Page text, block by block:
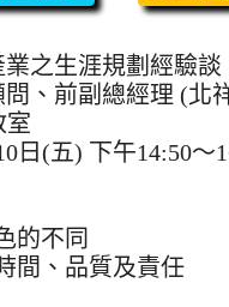
之生涯規劃經驗談
、前副總經理 (北
室
日(五) 下午14:50～
的不同
間、品質及責任